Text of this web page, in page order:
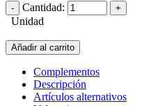
Cantidad:
Unidad
Añadir al carrito
Complementos
Descripción
Artículos alternativos